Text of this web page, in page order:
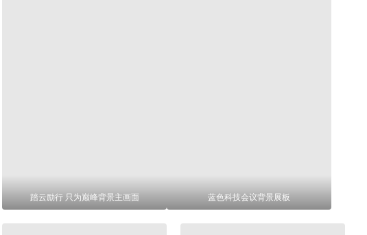
踏云励行 只为巅峰背景主画面 蓝色科技会议背景展板